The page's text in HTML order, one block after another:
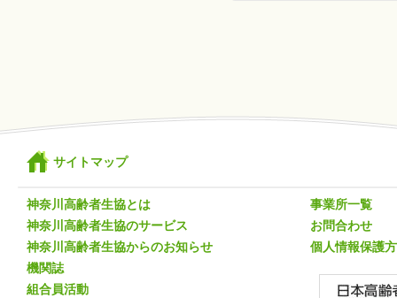
サイトマップ
神奈川高齢者生協とは
神奈川高齢者生協のサービス
神奈川高齢者生協からのお知らせ
機関誌
組合員活動
事業所一覧
お問合わせ
個人情報保護